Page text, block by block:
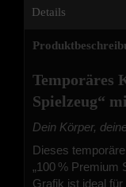
Details
Temporäres
Spielzeug“
Dein Körper,
Dieses
„100 % Premium
Grafik ist ideal